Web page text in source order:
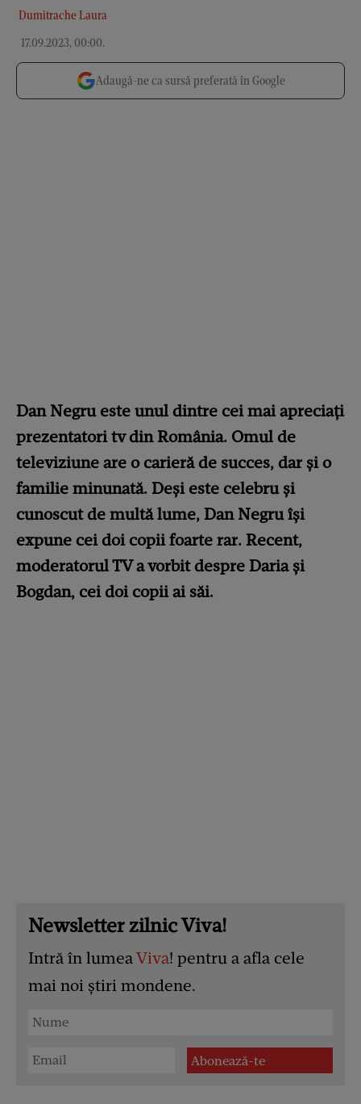
Dumitrache Laura
17.09.2023, 00:00.
Adaugă-ne ca sursă preferată în Google
Dan Negru este unul dintre cei mai apreciați
prezentatori tv din România. Omul de
televiziune are o carieră de succes, dar și o
familie minunată. Deși este celebru și
cunoscut de multă lume, Dan Negru își
expune cei doi copii foarte rar. Recent,
moderatorul TV a vorbit despre Daria și
Bogdan, cei doi copii ai săi.
Newsletter zilnic Viva!
Intră în lumeaViva! pentru a afla cele
mai noi știri mondene.